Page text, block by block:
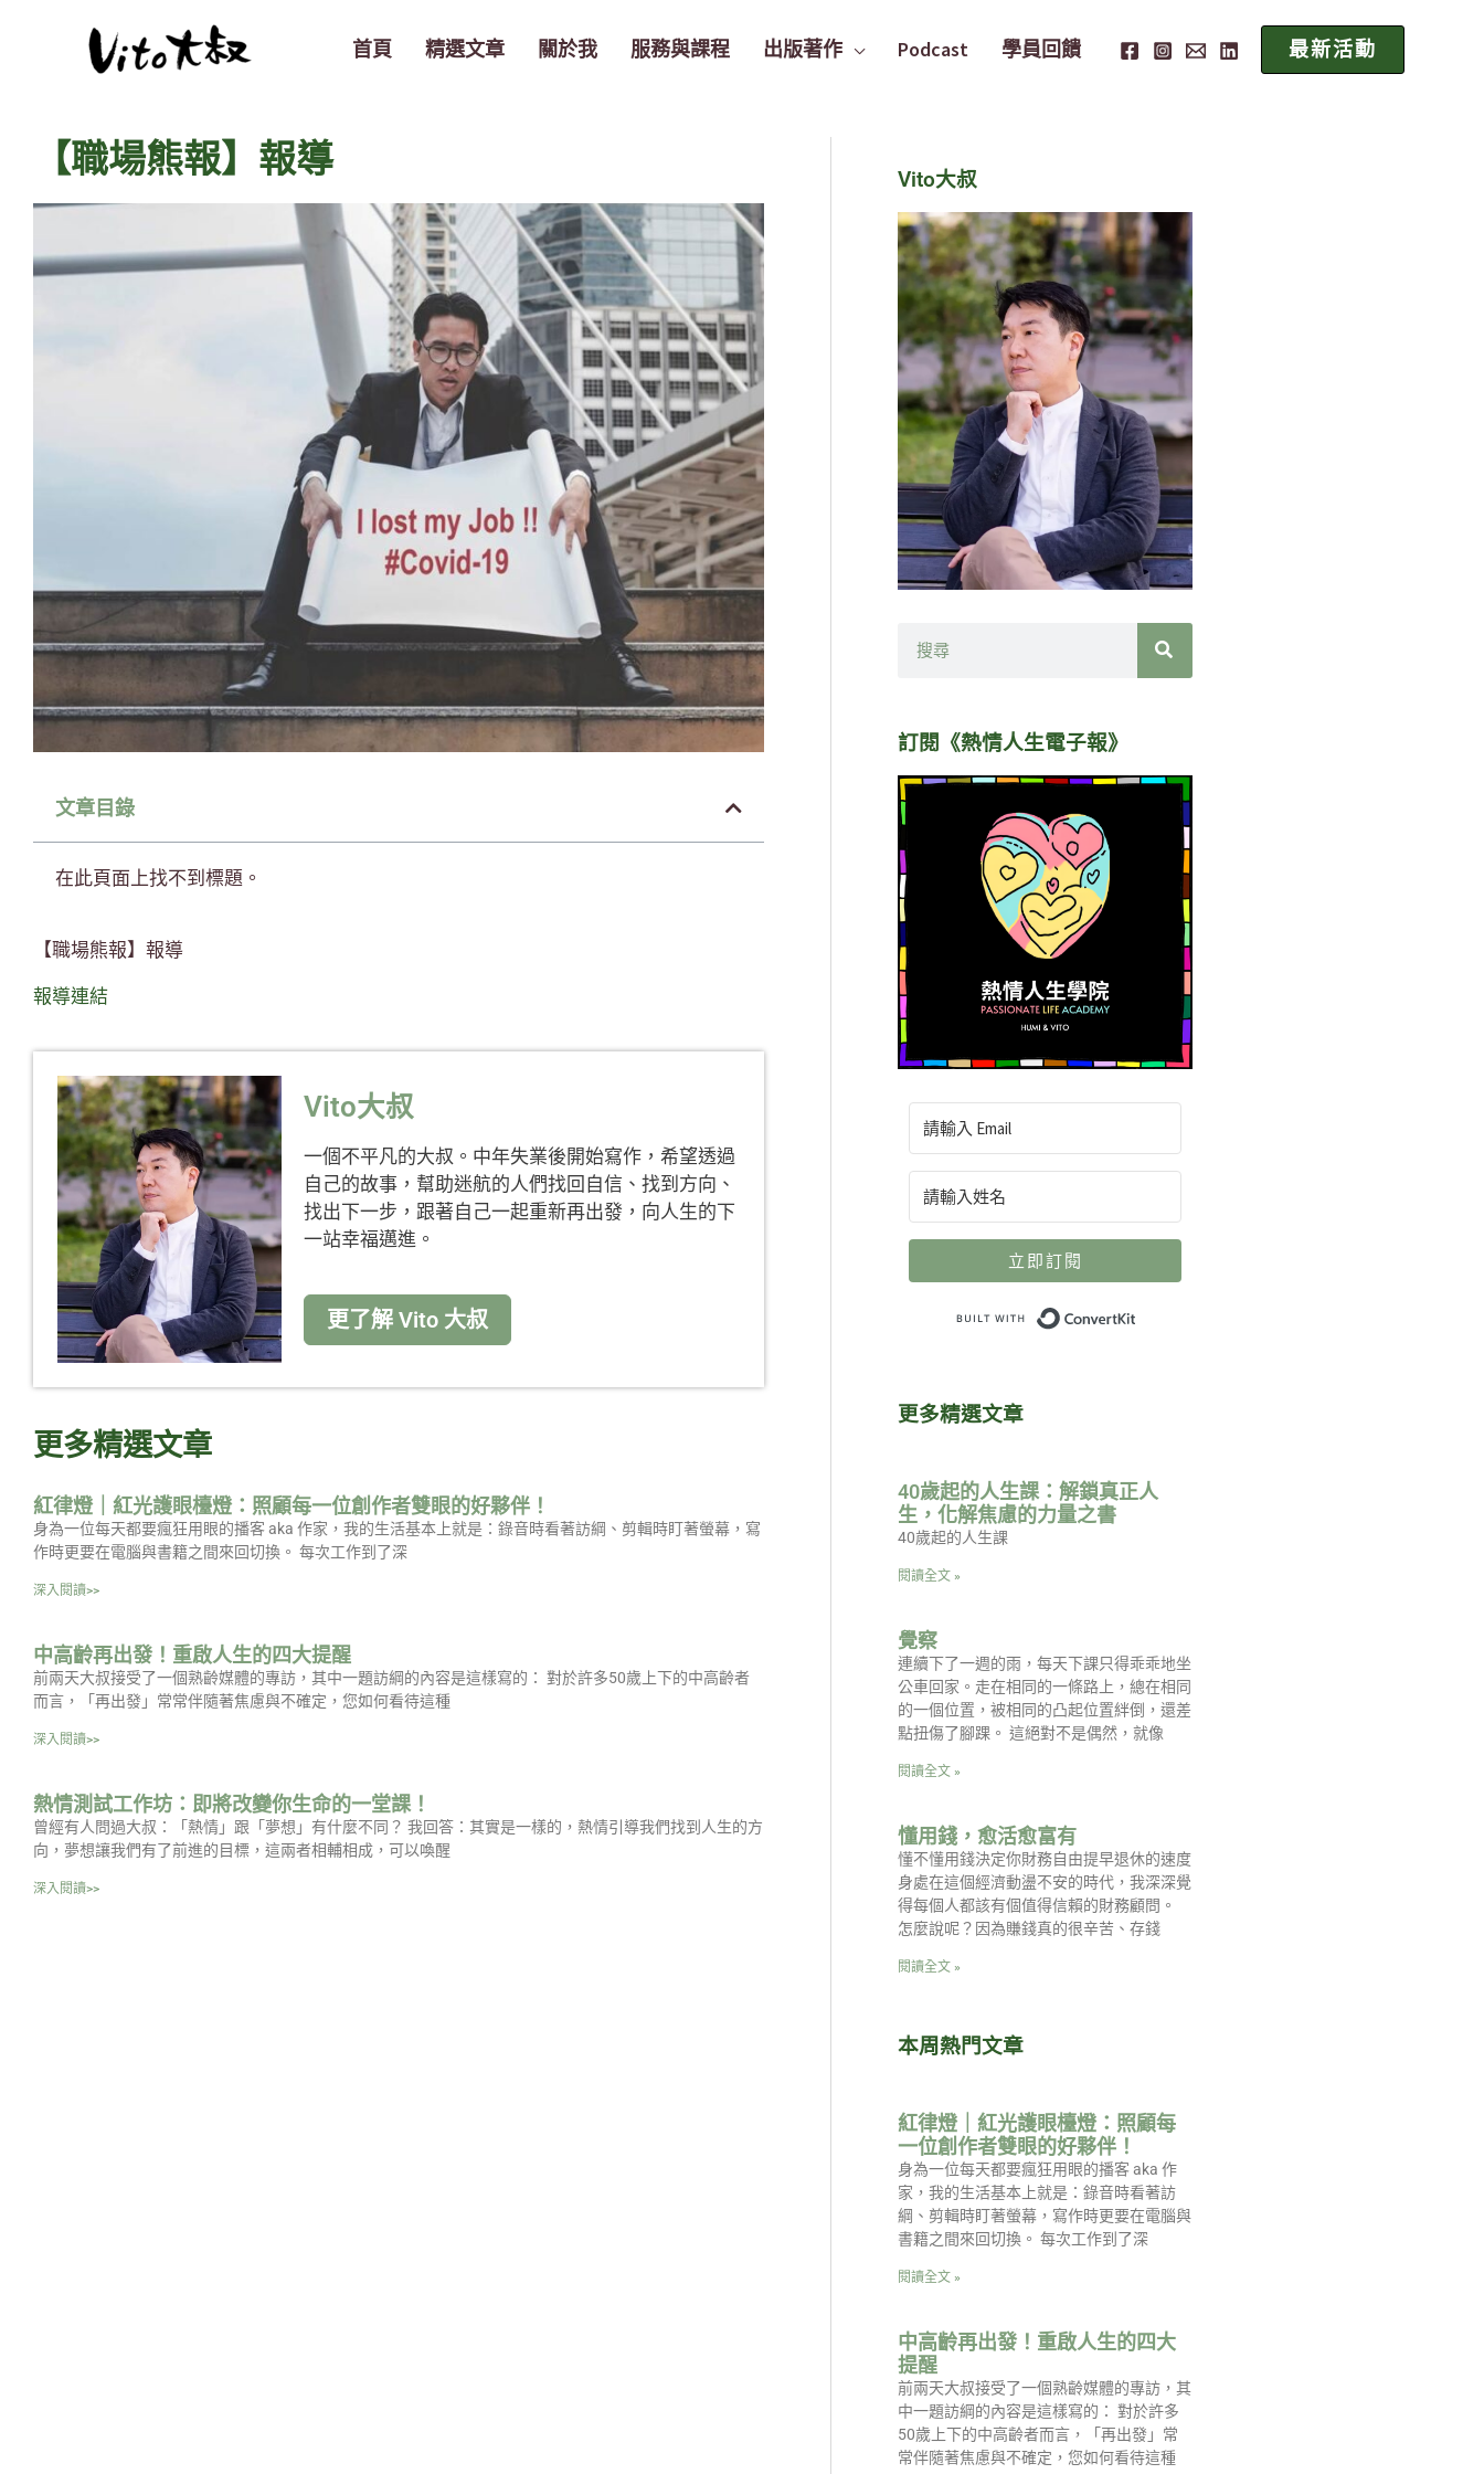
首頁 精選文章 關於我 服務與課程 出版著作 Podcast 學員回饋 最新活動
【職場熊報】報導
文章目錄
在此頁面上找不到標題。
【職場熊報】報導
報導連結
Vito大叔
一個不平凡的大叔。中年失業後開始寫作，希望透過
自己的故事，幫助迷航的人們找回自信、找到方向、
找出下一步，跟著自己一起重新再出發，向人生的下
一站幸福邁進。
更了解 Vito 大叔
更多精選文章
紅律燈｜紅光護眼檯燈：照顧每一位創作者雙眼的好夥伴！
身為一位每天都要瘋狂用眼的播客 aka 作家，我的生活基本上就是：錄音時看著訪綱、剪輯時盯著螢幕，寫
作時更要在電腦與書籍之間來回切換。 每次工作到了深
深入閱讀>>
中高齡再出發！重啟人生的四大提醒
前兩天大叔接受了一個熟齡媒體的專訪，其中一題訪綱的內容是這樣寫的： 對於許多50歲上下的中高齡者
而言，「再出發」常常伴隨著焦慮與不確定，您如何看待這種
深入閱讀>>
熱情測試工作坊：即將改變你生命的一堂課！
曾經有人問過大叔：「熱情」跟「夢想」有什麼不同？ 我回答：其實是一樣的，熱情引導我們找到人生的方
向，夢想讓我們有了前進的目標，這兩者相輔相成，可以喚醒
深入閱讀>>
Vito大叔
訂閱《熱情人生電子報》
立即訂閱
更多精選文章
40歲起的人生課：解鎖真正人
生，化解焦慮的力量之書
40歲起的人生課
閱讀全文 »
覺察
連續下了一週的雨，每天下課只得乖乖地坐
公車回家。走在相同的一條路上，總在相同
的一個位置，被相同的凸起位置絆倒，還差
點扭傷了腳踝。 這絕對不是偶然，就像
閱讀全文 »
懂用錢，愈活愈富有
懂不懂用錢決定你財務自由提早退休的速度
身處在這個經濟動盪不安的時代，我深深覺
得每個人都該有個值得信賴的財務顧問。
怎麼說呢？因為賺錢真的很辛苦、存錢
閱讀全文 »
本周熱門文章
紅律燈｜紅光護眼檯燈：照顧每
一位創作者雙眼的好夥伴！
身為一位每天都要瘋狂用眼的播客 aka 作
家，我的生活基本上就是：錄音時看著訪
綱、剪輯時盯著螢幕，寫作時更要在電腦與
書籍之間來回切換。 每次工作到了深
閱讀全文 »
中高齡再出發！重啟人生的四大
提醒
前兩天大叔接受了一個熟齡媒體的專訪，其
中一題訪綱的內容是這樣寫的： 對於許多
50歲上下的中高齡者而言，「再出發」常
常伴隨著焦慮與不確定，您如何看待這種